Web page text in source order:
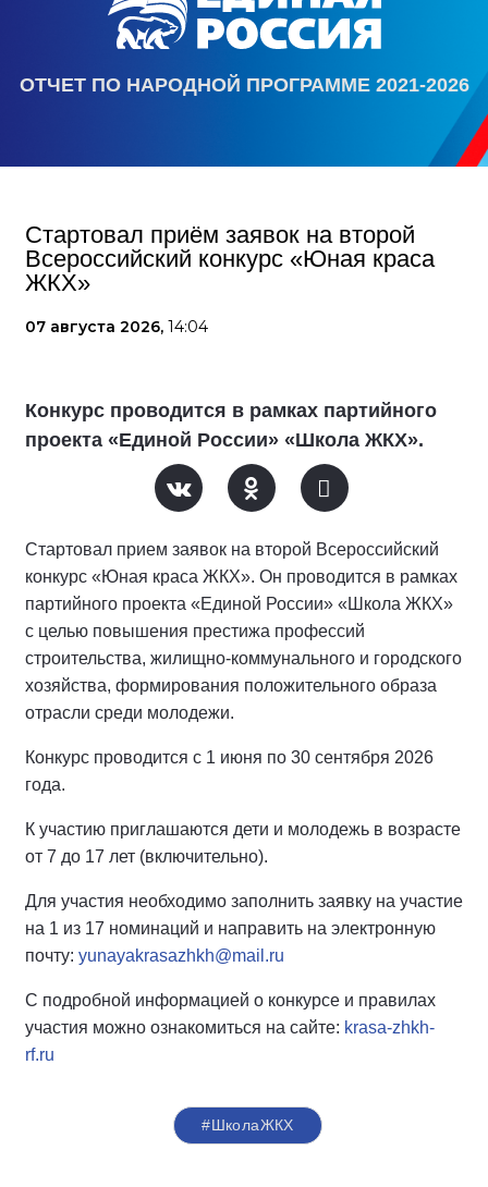
ОТЧЕТ ПО НАРОДНОЙ ПРОГРАММЕ 2021-2026
Стартовал приём заявок на второй
Всероссийский конкурс «Юная краса
ЖКХ»
07 августа 2026, 14:04
Конкурс проводится в рамках партийного
проекта «Единой России» «Школа ЖКХ».
Стартовал прием заявок на второй Всероссийский
конкурс «Юная краса ЖКХ». Он проводится в рамках
партийного проекта «Единой России» «Школа ЖКХ»
с целью повышения престижа профессий
строительства, жилищно-коммунального и городского
хозяйства, формирования положительного образа
отрасли среди молодежи.
Конкурс проводится с 1 июня по 30 сентября 2026
года.
К участию приглашаются дети и молодежь в возрасте
от 7 до 17 лет (включительно).
Для участия необходимо заполнить заявку на участие
на 1 из 17 номинаций и направить на электронную
почту: yunayakrasazhkh@mail.ru
С подробной информацией о конкурсе и правилах
участия можно ознакомиться на сайте: krasa-zhkh-
rf.ru
#ШколаЖКХ